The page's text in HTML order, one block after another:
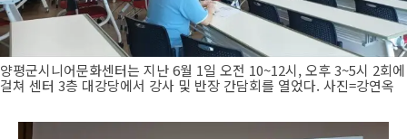
양평군시니어문화센터는 지난 6월 1일 오전 10~12시, 오후 3~5시 2회에
걸쳐 센터 3층 대강당에서 강사 및 반장 간담회를 열었다. 사진=강연옥